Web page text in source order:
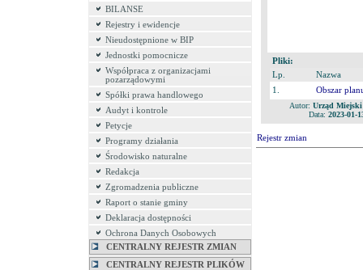
BILANSE
Rejestry i ewidencje
Nieudostępnione w BIP
Jednostki pomocnicze
Współpraca z organizacjami
pozarządowymi
Spółki prawa handlowego
Audyt i kontrole
Petycje
Programy działania
Środowisko naturalne
Redakcja
Zgromadzenia publiczne
Raport o stanie gminy
Deklaracja dostępności
Ochrona Danych Osobowych
CENTRALNY REJESTR ZMIAN
CENTRALNY REJESTR PLIKÓW
Pliki:
Lp.
Nazwa
1.
Obszar
Autor: Urząd
Data: 2023-01-
Rejestr zmian